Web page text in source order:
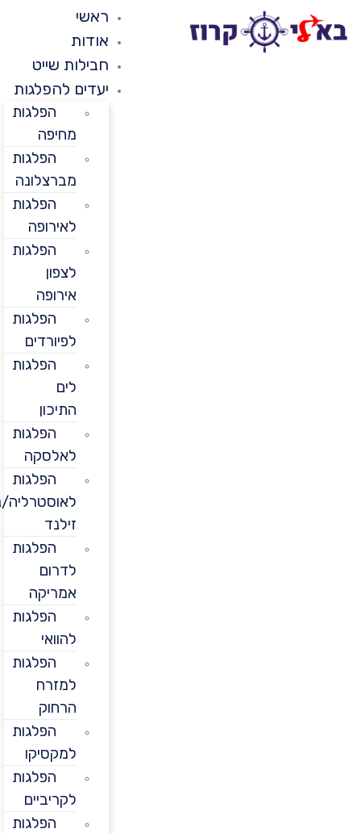
ראשי
אודות
חבילות שייט
יעדים להפלגות
הפלגות
מחיפה
הפלגות
מברצלונה
הפלגות
לאירופה
הפלגות
אירופה
הפלגות
לפיורדים
הפלגות
התיכון
הפלגות
לאלסקה
הפלגות
לאוסטרליה/ניו
הפלגות
לדרום
אמריקה
הפלגות
הפלגות
למזרח
הרחוק
הפלגות
למקסיקו
הפלגות
לקריביים
הפלגות